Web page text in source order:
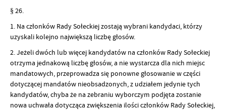
§ 26.
1. Na członków Rady Sołeckiej zostają wybrani kandydaci, którzy
uzyskali kolejno największą liczbę głosów.
2. Jeżeli dwóch lub więcej kandydatów na członków Rady Sołeckiej
otrzyma jednakową liczbę głosów, a nie wystarcza dla nich miejsc
mandatowych, przeprowadza się ponowne głosowanie w części
dotyczącej mandatów nieobsadzonych, z udziałem jedynie tych
kandydatów, chyba że na zebraniu wyborczym podjęta zostanie
nowa uchwała dotycząca zwiększenia ilości członków Rady Sołeckiej,